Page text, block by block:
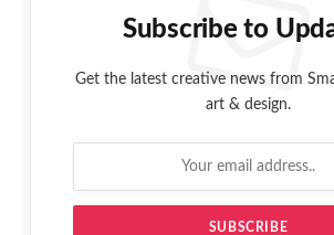
Subscribe to
Get the latest creative news from
art & design.